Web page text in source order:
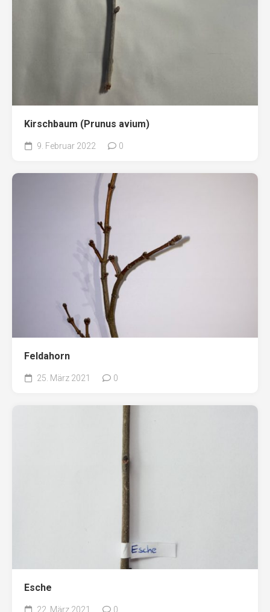
Kirschbaum (Prunus avium)
9. Februar 2022 0
Feldahorn
25. März 2021 0
Esche
22. März 2021 0